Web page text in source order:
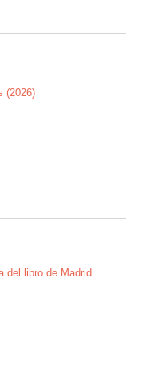
(2026)
del libro de Madrid